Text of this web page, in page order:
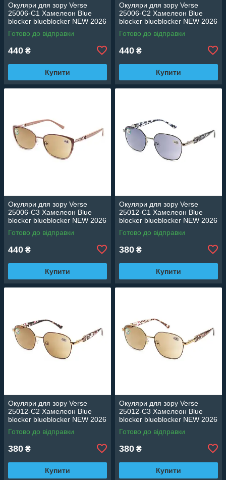
Окуляри для зору Verse
25006-C1 Хамелеон Blue
blocker blueblocker NEW 2026
Готово до відправки
440 ₴
Купити
Окуляри для зору Verse
25006-C2 Хамелеон Blue
blocker blueblocker NEW 2026
Готово до відправки
440 ₴
Купити
Окуляри для зору Verse
25006-C3 Хамелеон Blue
blocker blueblocker NEW 2026
Готово до відправки
440 ₴
Купити
Окуляри для зору Verse
25012-C1 Хамелеон Blue
blocker blueblocker NEW 2026
Готово до відправки
380 ₴
Купити
Окуляри для зору Verse
25012-C2 Хамелеон Blue
blocker blueblocker NEW 2026
Готово до відправки
380 ₴
Купити
Окуляри для зору Verse
25012-C3 Хамелеон Blue
blocker blueblocker NEW 2026
Готово до відправки
380 ₴
Купити